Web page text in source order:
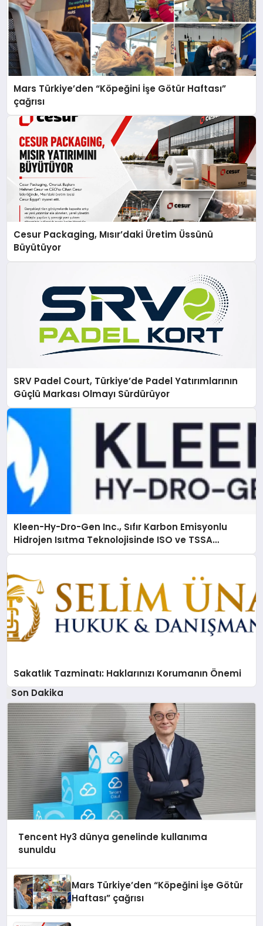
Mars Türkiye’den “Köpeğini İşe Götür Haftası”
çağrısı
Cesur Packaging, Mısır’daki Üretim Üssünü
Büyütüyor
SRV Padel Court, Türkiye’de Padel Yatırımlarının
Güçlü Markası Olmayı Sürdürüyor
Kleen-Hy-Dro-Gen Inc., Sıfır Karbon Emisyonlu
Hidrojen Isıtma Teknolojisinde ISO ve TSSA
Düzenleyici Onaylarını Aldı
Sakatlık Tazminatı: Haklarınızı Korumanın Önemi
Son Dakika
Tencent Hy3 dünya genelinde kullanıma
sunuldu
Mars Türkiye’den “Köpeğini İşe Götür
Haftası” çağrısı